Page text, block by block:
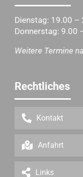
Dienstag: 19.00 –
Donnerstag: 9.00
Weitere Termine
Rechtliches
Kontakt
Anfahrt
Links